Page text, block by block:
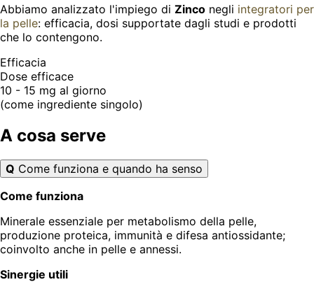
Abbiamo analizzato l'impiego di Zinco negli integratori per
la pelle: efficacia, dosi supportate dagli studi e prodotti
che lo contengono.
Efficacia
Dose efficace
10 - 15 mg al giorno
(come ingrediente singolo)
A cosa serve
Q Come funziona e quando ha senso
Come funziona
Minerale essenziale per metabolismo della pelle,
produzione proteica, immunità e difesa antiossidante;
coinvolto anche in pelle e annessi.
Sinergie utili